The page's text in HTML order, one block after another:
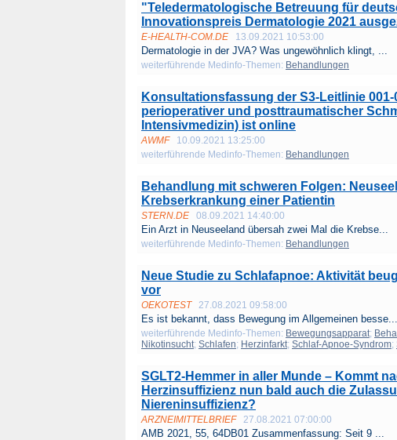
"Teledermatologische Betreuung für
Innovationspreis Dermatologie 2021
E-HEALTH-COM.DE 13.09.2021 10:53:00
Dermatologie in der JVA? Was ungewöhnlich klingt, ...
weiterführende Medinfo-Themen: Behandlungen
Konsultationsfassung der S3-Leitlinie
perioperativer und posttraumatischer
Intensivmedizin) ist online
AWMF
10.09.2021 13:25:00
weiterführende Medinfo-Themen: Behandlungen
Behandlung mit schweren Folgen:
Krebserkrankung einer Patientin
STERN.DE 08.09.2021 14:40:00
Ein Arzt in Neuseeland übersah zwei Mal die Krebse...
weiterführende Medinfo-Themen: Behandlungen
Neue Studie zu Schlafapnoe: Aktivität
vor
OEKOTEST 27.08.2021 09:58:00
Es ist bekannt, dass Bewegung im Allgemeinen besse...
weiterführende Medinfo-Themen: Bewegungsapparat;
Nikotinsucht; Schlafen; Herzinfarkt; Schlaf-Apnoe-Syndrom;
SGLT2-Hemmer in aller Munde – Kommt
Herzinsuffizienz nun bald auch die
Niereninsuffizienz?
ARZNEIMITTELBRIEF 27.08.2021 07:00:00
AMB 2021, 55, 64DB01 Zusammenfassung: Seit 9 ...